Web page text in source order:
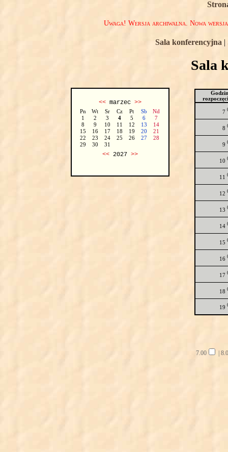
Uwaga! Wersja archiwalna. Nowa
Sala konferencyjna |
Sala
<<marzec >>
Pn Wt Sr Cz Pt Sb
Nd
1
2 3 4 5 6
7
8
9 10 11 12 13
14
15
16 17 18 19 20
21
22
23 24 25 26 27
28
29
30 31
<<2027 >>
7
8
9
10
11
12
13
14
15
16
17
18
19
7.00